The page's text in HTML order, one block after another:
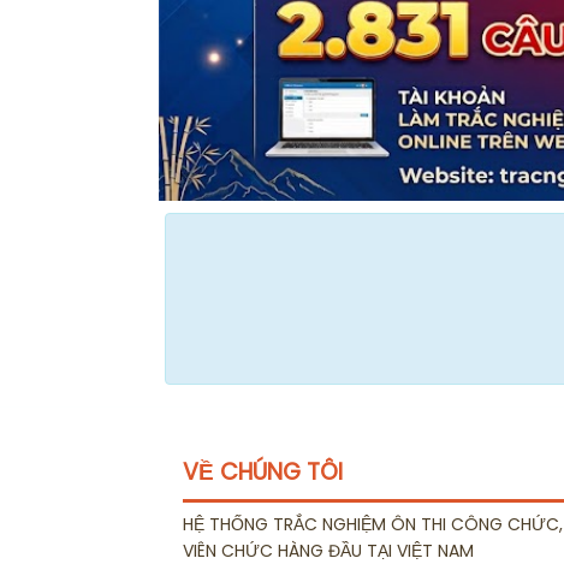
VỀ CHÚNG TÔI
HỆ THỐNG TRẮC NGHIỆM ÔN THI CÔNG CHỨC,
VIÊN CHỨC HÀNG ĐẦU TẠI VIỆT NAM